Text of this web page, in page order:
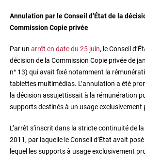
Annulation par le Conseil d’État de la
Commission Copie privée
Par un arrêt en date du 25 juin, le Conseil
décision de la Commission Copie privée de
n° 13) qui avait fixé notamment la
tablettes multimédias. L’annulation a été
la décision assujettissait à la rémunération
supports destinés à un usage exclusivement
L’arrêt s’inscrit dans la stricte continuité de
2011, par laquelle le Conseil d’État avait
lequel les supports à usage exclusivement